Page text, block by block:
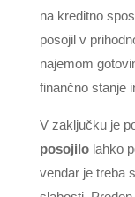
na kreditno
posojil v
najemom
finančno stanje
V zaključku je
posojilolahko
vendar je treba